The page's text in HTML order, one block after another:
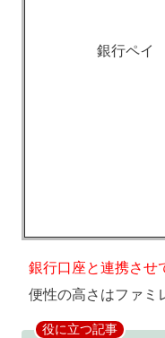
銀行ペイ
銀行口座と連携させ
便性の高さはファミ
役に立つ記事